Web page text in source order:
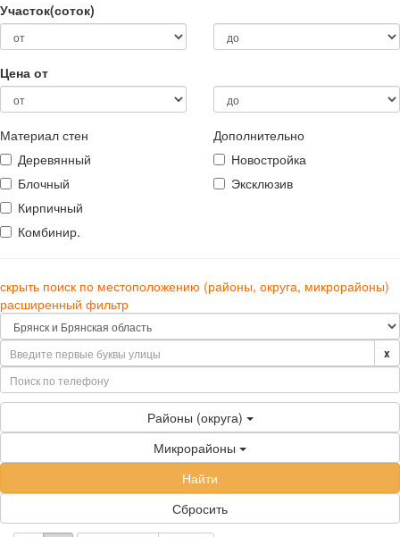
Участок(соток)
Цена от
Материал стен
Деревянный
Блочный
Кирпичный
Комбинир.
Дополнительно
Новостройка
Эксклюзив
скрыть поиск по местоположению (районы, округа, микрорайоны)
расширенный фильтр
x
Районы (округа)
Микрорайоны
Найти
Сбросить